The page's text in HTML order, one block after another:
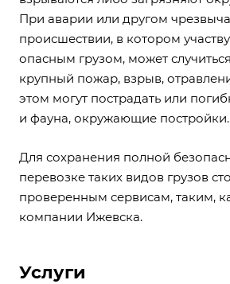
При аварии или другом
происшествии, в котором
опасным грузом, может
крупный пожар, взрыв,
этом могут пострадать или
и фауна, окружающие постройки.
Для сохранения полной
перевозке таких видов грузов
проверенным сервисам, таким,
компании Ижевска.
Услуги